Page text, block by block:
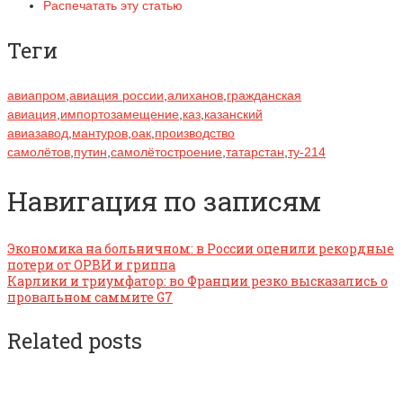
Распечатать эту статью
Теги
авиапром авиация россии алиханов гражданская
авиация импортозамещение каз казанский
авиазавод мантуров оак производство
самолётов путин самолётостроение татарстан ту-214
Навигация по записям
Экономика на больничном: в России оценили рекордные
потери от ОРВИ и гриппа
Карлики и триумфатор: во Франции резко высказались о
провальном саммите G7
Related posts